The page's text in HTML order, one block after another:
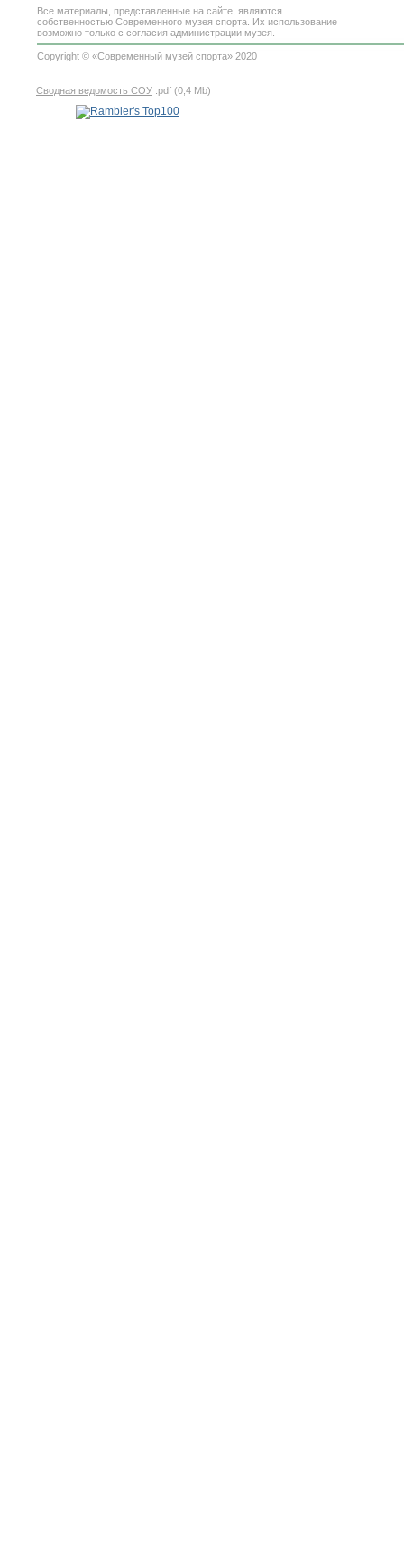
Все материалы, представленные на сайте, являются
собственностью Современного музея спорта. Их использование
возможно только с согласия администрации музея.
Copyright © «Современный музей спорта» 2020
Сводная ведомость СОУ .pdf (0,4 Mb)